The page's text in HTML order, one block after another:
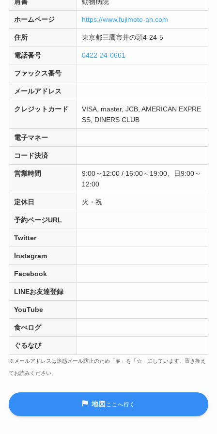
ホームページ https://www.fujimoto-ah.com
住所 東京都三鷹市井の頭4-24-5
電話番号 0422-24-0661
ファックス番号
メールアドレス
クレジットカード
VISA, master, JCB, AMERICAN EXPRE
SS, DINERS CLUB
電子マネー
コード決済
営業時間
9:00～12:00 / 16:00～19:00、日9:00～
12:00
定休日 火・祝
予約ページURL
Twitter
Instagram
Facebook
LINEお友達登録
YouTube
食べログ
ぐるなび
※メールアドレスは迷惑メール防止のため「＠」を「☆」にしています。置き換え
てお読みください。
地図 ここへ行く